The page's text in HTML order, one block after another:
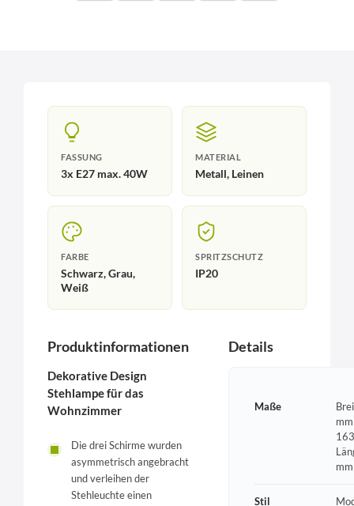
FASSUNG
3x E27 max. 40W
MATERIAL
Metall, Leinen
FARBE
Schwarz, Grau,
Weiß
SPRITZSCHUTZ
IP20
Produktinformationen
Dekorative Design
Stehlampe für das
Wohnzimmer
Die drei Schirme wurden
asymmetrisch angebracht
und verleihen der
Stehleuchte einen
Details
Maße
mm
Stil